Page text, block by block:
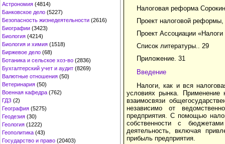
Астрономия (4814)
Банковское дело (5227)
Безопасность жизнедеятельности (2616)
Биографии (3423)
Биология (4214)
Биология и химия (1518)
Биржевое дело (68)
Ботаника и сельское хоз-во (2836)
Бухгалтерский учет и аудит (8269)
Валютные отношения (50)
Ветеринария (50)
Военная кафедра (762)
ГДЗ (2)
География (5275)
Геодезия (30)
Геология (1222)
Геополитика (43)
Государство и право (20403)
Налоговая реформа
Проект налоговой
Проект Ассоциации
Список литературы.. 29
Приложение. 31
Введение
Налоги, как и вся
условиях рынка. Применение
взаимосвязи
независимо от
предприятия. С помощью
собственности с
деятельность, включая
прибыль предприятия.